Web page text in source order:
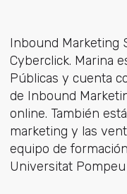
Inbound Marketing
Cyberclick. Marina
Públicas y cuenta
de Inbound
online. También
marketing y las
equipo de
Universitat Pompeu